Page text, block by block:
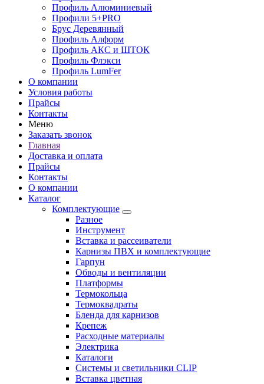
Профиль Алюминиевый
Профили 5+PRO
Брус Деревянный
Профиль Алформ
Профиль АКС и ШТОК
Профиль Флэкси
Профиль LumFer
О компании
Условия работы
Прайсы
Контакты
Меню
Заказать звонок
Главная
Доставка и оплата
Прайсы
Контакты
О компании
Каталог
Комплектующие
Разное
Инструмент
Вставка и рассеиватели
Карнизы ПВХ и комплектующие
Гарпун
Обводы и вентиляции
Платформы
Термокольца
Термоквадраты
Бленда для карнизов
Крепеж
Расходные материалы
Электрика
Каталоги
Системы и светильники CLIP
Вставка цветная